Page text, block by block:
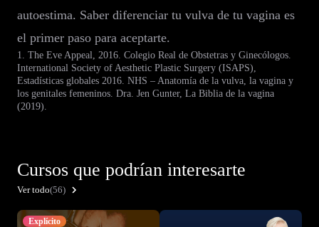
autoestima. Saber diferenciar tu vulva de tu vagina es
el primer paso para aceptarte.
1. The Eve Appeal, 2016. Colegio Real de Obstetras y Ginecólogos.
International Society of Aesthetic Plastic Surgery (ISAPS),
Estadísticas globales 2016. NHS – Anatomía de la vulva, la vagina y
los genitales femeninos. Dra. Jen Gunter, La Biblia de la vagina
(2019).
Cursos que podrían interesarte
Ver todo(56)
Explícito